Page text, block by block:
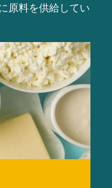
原料を供給してい